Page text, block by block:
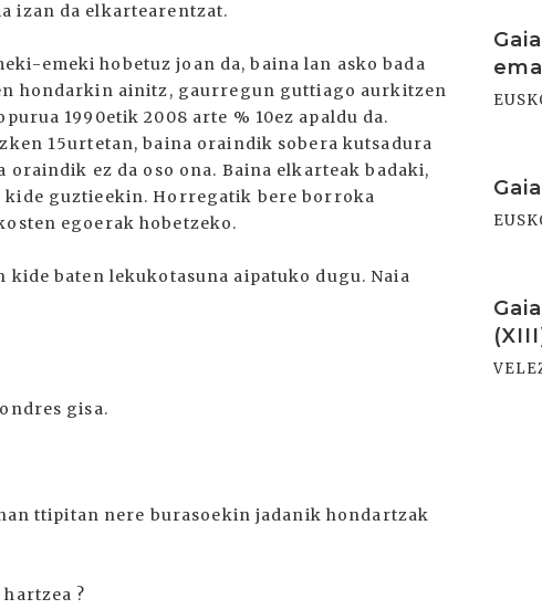
izan da elkartearentzat.
emeki hobetuz joan da, baina lan asko bada
hondarkin ainitz, gaurregun guttiago aurkitzen
1990etik 2008 arte % 10ez apaldu da.
15urtetan, baina oraindik sobera kutsadura
ez da oso ona. Baina elkarteak badaki,
kide guztieekin. Horregatik bere borroka
egoerak hobetzeko.
baten lekukotasuna aipatuko dugu. Naia
gisa.
ttipitan nere burasoekin jadanik hondartzak
?